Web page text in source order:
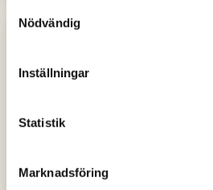
Nödvändig
Inställningar
Statistik
Marknadsföring
Michal driver